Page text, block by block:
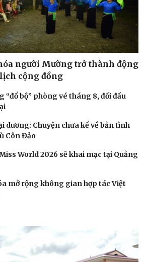
người Mường trở thành động
cộng đồng
“đổ bộ” phòng vé tháng 8, đối đầu
dương: Chuyện chưa kể về bản tình
Côn Đảo
World 2026 sẽ khai mạc tại Quảng
mở rộng không gian hợp tác Việt